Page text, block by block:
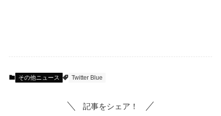
その他ニュース Twitter Blue
記事をシェア！